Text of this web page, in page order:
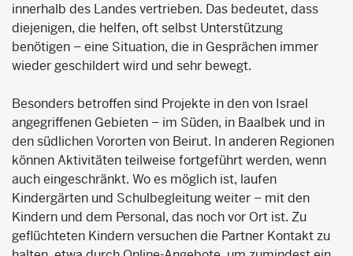
innerhalb des Landes vertrieben. Das bedeutet, dass
diejenigen, die helfen, oft selbst Unterstützung
benötigen – eine Situation, die in Gesprächen immer
wieder geschildert wird und sehr bewegt.
Besonders betroffen sind Projekte in den von Israel
angegriffenen Gebieten – im Süden, in Baalbek und in
den südlichen Vororten von Beirut. In anderen Regionen
können Aktivitäten teilweise fortgeführt werden, wenn
auch eingeschränkt. Wo es möglich ist, laufen
Kindergärten und Schulbegleitung weiter – mit den
Kindern und dem Personal, das noch vor Ort ist. Zu
geflüchteten Kindern versuchen die Partner Kontakt zu